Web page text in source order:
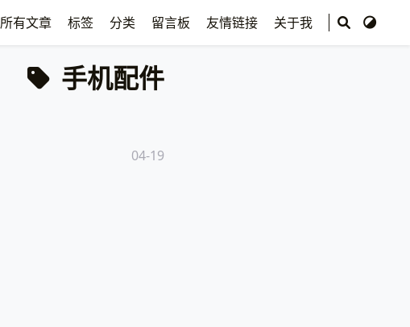
所有文章 标签 分类 留言板 友情链接 关于我
手机配件
04-19